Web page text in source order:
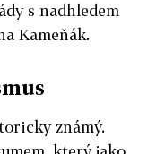
s nadhledem
Kameňák.
známý.